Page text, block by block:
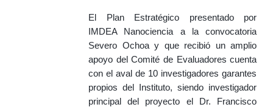
El Plan Estratégico presentado por
IMDEA Nanociencia a la convocatoria
Severo Ochoa y que recibió un amplio
apoyo del Comité de Evaluadores cuenta
con el aval de 10 investigadores garantes
propios del Instituto, siendo investigador
principal del proyecto el Dr. Francisco